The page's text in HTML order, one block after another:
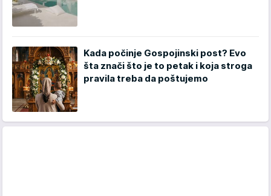
Kada počinje Gospojinski post? Evo
šta znači što je to petak i koja stroga
pravila treba da poštujemo